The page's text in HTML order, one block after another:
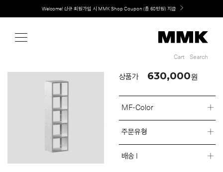
Welcome! 신규 회원가입 시 MMK Shop Coupon (총 60만원) 지급
Cart Search
상품가 630,000원
MF-Color
주문유형
배송 I